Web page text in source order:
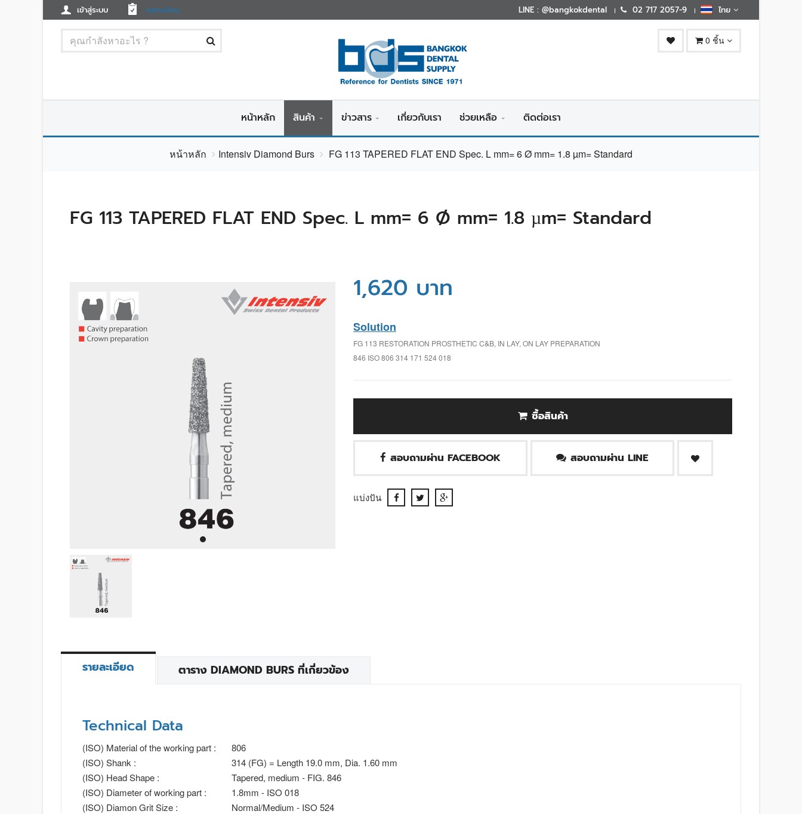
เข้าสู่ระบบ ลงทะเบียน LINE : @bangkokdental 02 717 2057-9 ไทย
0 ชิ้น
หน้าหลัก สินค้า ข่าวสาร เกี่ยวกับเรา ช่วยเหลือ ติดต่อเรา
หน้าหลัก Intensiv Diamond Burs FG 113 TAPERED FLAT END Spec. L mm= 6 Ø mm= 1.8 µm= Standard
FG 113 TAPERED FLAT END Spec. L mm= 6 Ø mm= 1.8 µm= Standard
1,620 บาท
Solution
FG 113 RESTORATION PROSTHETIC C&B, IN LAY, ON LAY PREPARATION
846 ISO 806 314 171 524 018
ซื้อสินค้า
สอบถามผ่าน FACEBOOK สอบถามผ่าน LINE
แบ่งปัน
รายละเอียด ตาราง DIAMOND BURS ที่เกี่ยวข้อง
Technical Data
(ISO) Material of the working part :
806
(ISO) Shank :
314 (FG) = Length 19.0 mm, Dia. 1.60 mm
(ISO) Head Shape :
Tapered, medium - FIG. 846
(ISO) Diameter of working part :
1.8mm - ISO 018
(ISO) Diamon Grit Size :
Normal/Medium - ISO 524